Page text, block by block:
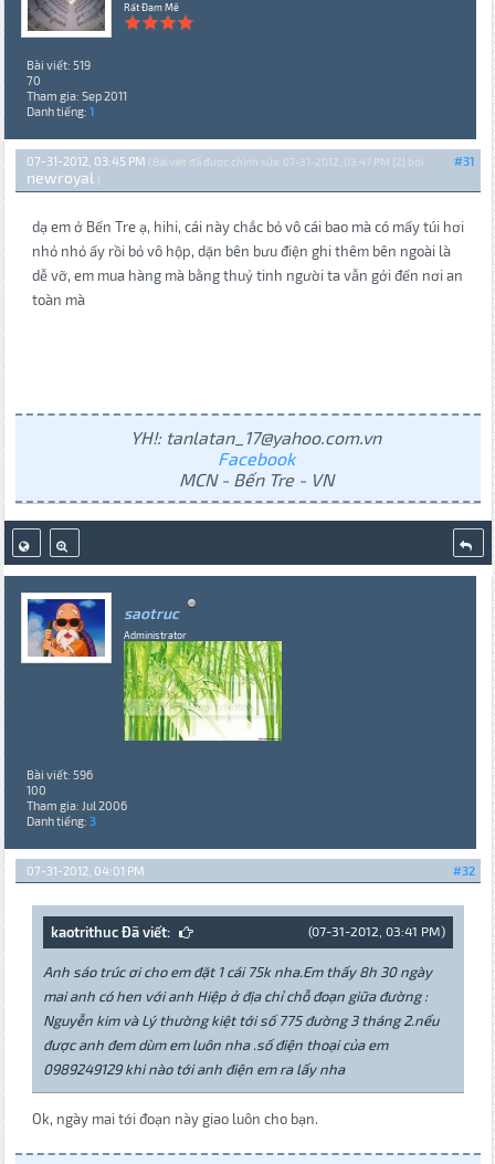
Rất Đam Mê
Bài viết: 519
70
Tham gia: Sep 2011
Danh tiếng: 1
#31
07-31-2012, 03:45 PM (Bài viết đã được chỉnh sửa: 07-31-2012, 03:47 PM {2} bởi
newroyal .)
dạ em ở Bến Tre ạ, hihi, cái này chắc bỏ vô cái bao mà có mấy túi hơi
nhỏ nhỏ ấy rồi bỏ vô hộp, dặn bên bưu điện ghi thêm bên ngoài là
dễ vỡ, em mua hàng mà bằng thuỷ tinh người ta vẫn gởi đến nơi an
toàn mà
YH!: tanlatan_17@yahoo.com.vn
Facebook
MCN - Bến Tre - VN
saotruc
Administrator
Bài viết: 596
100
Tham gia: Jul 2006
Danh tiếng: 3
#32
07-31-2012, 04:01 PM
(07-31-2012, 03:41 PM)
kaotrithuc Đã viết:
Anh sáo trúc ơi cho em đặt 1 cái 75k nha.Em thấy 8h 30 ngày
mai anh có hen với anh Hiệp ở địa chỉ chỗ đoạn giữa đường :
Nguyễn kim và Lý thường kiệt tới số 775 đường 3 tháng 2.nếu
được anh đem dùm em luôn nha .số điện thoại của em
0989249129 khi nào tới anh điện em ra lấy nha
Ok, ngày mai tới đoạn này giao luôn cho bạn.